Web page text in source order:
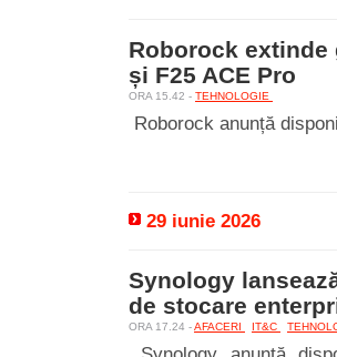
Roborock extinde
și F25 ACE Pro
ORA 15.42 - TEHNOLOGIE
Roborock anunță
29 iunie 2026
Synology
de stocare
ORA 17.24 -AFACERI IT&C